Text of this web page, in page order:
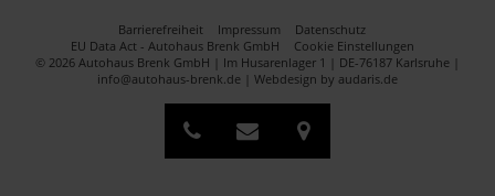
Barrierefreiheit Impressum
Datenschutz
EU Data Act - Autohaus Brenk GmbH
Cookie Einstellungen
© 2026 Autohaus Brenk GmbH | Im Husarenlager 1 | DE-76187 Karlsruhe |
info@autohaus-brenk.de | Webdesign by audaris.de